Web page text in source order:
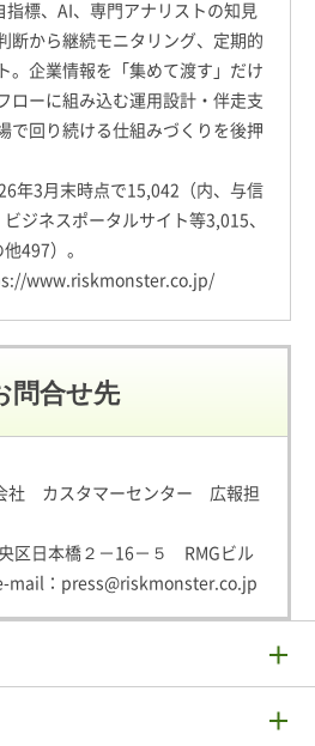
指標、AI、専門アナリストの知見
断から継続モニタリング、定期的
。企業情報を「集めて渡す」だけ
ローに組み込む運用設計・伴走支
で回り続ける仕組みづくりを後押
年3月末時点で15,042（内、与信
ジネスポータルサイト等3,015、
497）。
www.riskmonster.co.jp/
問合せ先
社 カスタマーセンター 広報担
区日本橋２－16－５ RMGビル
： press@riskmonster.co.jp